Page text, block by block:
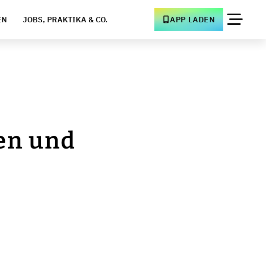
JOBS, PRAKTIKA & CO. APP LADEN
und